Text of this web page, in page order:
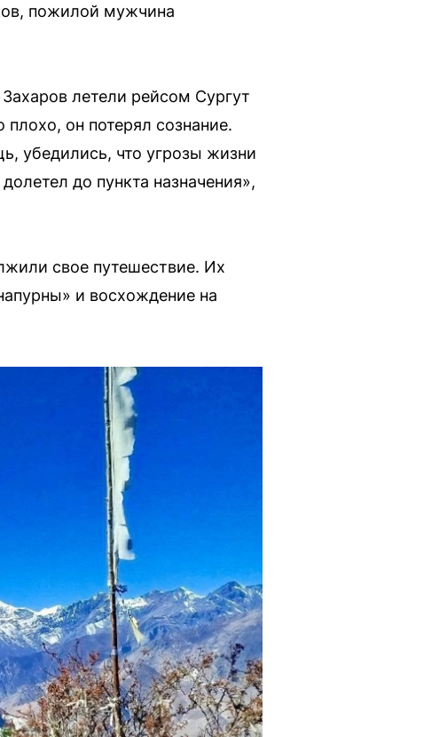
пожилой мужчина
летели рейсом Сургут
он потерял сознание.
убедились, что угрозы жизни
до пункта назначения»,
свое путешествие. Их
и восхождение на